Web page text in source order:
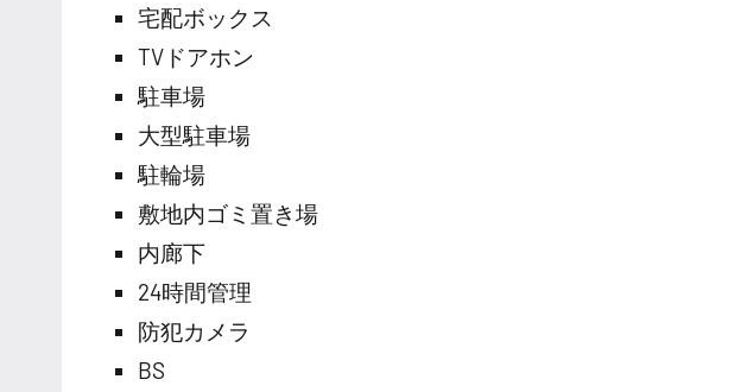
宅配ボックス
TVドアホン
駐車場
大型駐車場
駐輪場
敷地内ゴミ置き場
内廊下
24時間管理
防犯カメラ
BS